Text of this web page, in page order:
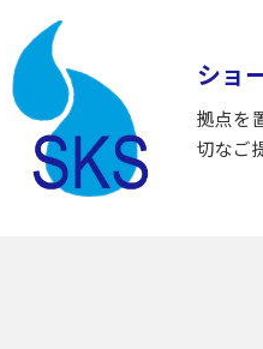
ショ
拠点を
切なご